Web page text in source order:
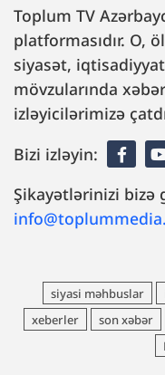
Toplum TV
platformasıdır. O,
siyasət,
mövzularında
izləyicilərimizə
Bizi izləyin:
Şikayətlərinizi bizə
siyasi məhbuslar
xeberler
son xəbər